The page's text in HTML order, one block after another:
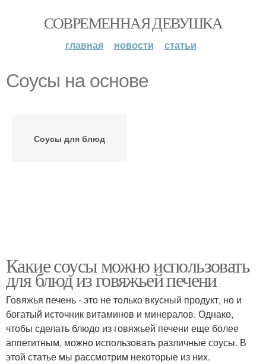
СОВРЕМЕННАЯ ДЕВУШКА
главная новости статьи
Соусы на основе
Соусы для блюд
Какие соусы можно использовать
для блюд из говяжьей печени
Говяжья печень - это не только вкусный продукт, но и
богатый источник витаминов и минералов. Однако,
чтобы сделать блюдо из говяжьей печени еще более
аппетитным, можно использовать различные соусы. В
этой статье мы рассмотрим некоторые из них.